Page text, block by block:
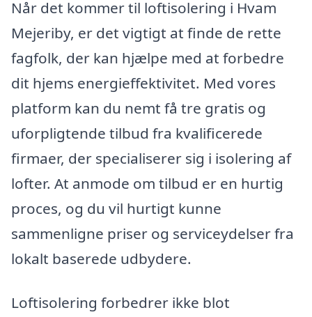
Når det kommer til loftisolering i Hvam
Mejeriby, er det vigtigt at finde de rette
fagfolk, der kan hjælpe med at forbedre
dit hjems energieffektivitet. Med vores
platform kan du nemt få tre gratis og
uforpligtende tilbud fra kvalificerede
firmaer, der specialiserer sig i isolering af
lofter. At anmode om tilbud er en hurtig
proces, og du vil hurtigt kunne
sammenligne priser og serviceydelser fra
lokalt baserede udbydere.
Loftisolering forbedrer ikke blot